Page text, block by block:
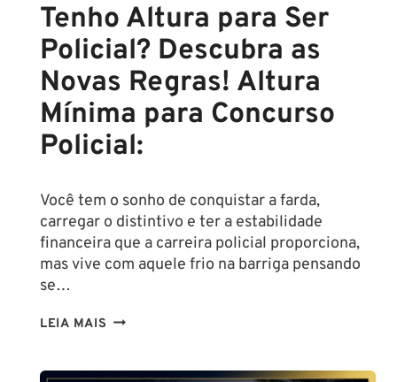
Tenho Altura para Ser
Policial? Descubra as
Novas Regras! Altura
Mínima para Concurso
Policial:
Você tem o sonho de conquistar a farda,
carregar o distintivo e ter a estabilidade
financeira que a carreira policial proporciona,
mas vive com aquele frio na barriga pensando
se…
LEIA MAIS TENHO